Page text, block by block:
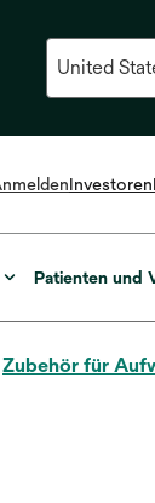
Investoren
Patienten und
Zubehör für